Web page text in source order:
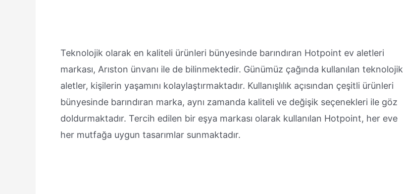
Teknolojik olarak en kaliteli ürünleri bünyesinde barındıran Hotpoint ev aletleri
markası, Arıston ünvanı ile de bilinmektedir. Günümüz çağında kullanılan teknolojik
aletler, kişilerin yaşamını kolaylaştırmaktadır. Kullanışlılık açısından çeşitli ürünleri
bünyesinde barındıran marka, aynı zamanda kaliteli ve değişik seçenekleri ile göz
doldurmaktadır. Tercih edilen bir eşya markası olarak kullanılan Hotpoint, her eve
her mutfağa uygun tasarımlar sunmaktadır.